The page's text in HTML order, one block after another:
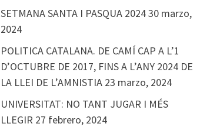
SETMANA SANTA I PASQUA 202430 marzo,
2024
POLITICA CATALANA. DE CAMÍ CAP A L’1
D’OCTUBRE DE 2017, FINS A L’ANY 2024 DE
LA LLEI DE L’AMNISTIA 23 marzo, 2024
UNIVERSITAT: NO TANT JUGAR I MÉS
LLEGIR 27 febrero, 2024